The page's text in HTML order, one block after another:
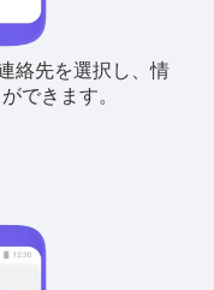
絡先を選択し、情
できます。